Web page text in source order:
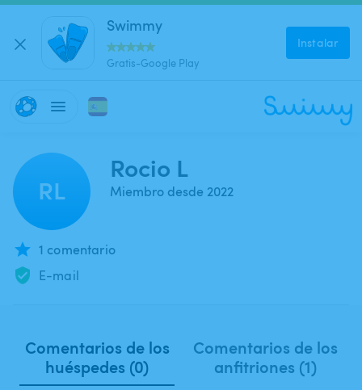
Swimmy
Gratis-Google Play
Instalar
RL
Rocio L
Miembro desde 2022
1 comentario
E-mail
Comentarios de los
huéspedes (0)
Comentarios de los
anfitriones (1)